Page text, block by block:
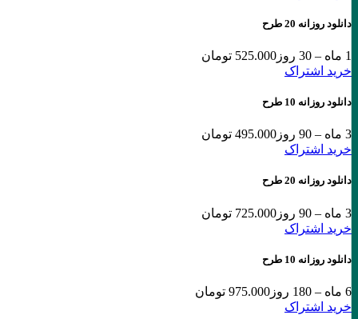
دانلود روزانه 20 طرح
525.000 تومان
خرید اشتراک
دانلود روزانه 10 طرح
495.000 تومان
خرید اشتراک
دانلود روزانه 20 طرح
725.000 تومان
خرید اشتراک
دانلود روزانه 10 طرح
975.000 تومان
خرید اشتراک